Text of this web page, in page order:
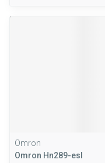
Omron
Omron Hn289-esl